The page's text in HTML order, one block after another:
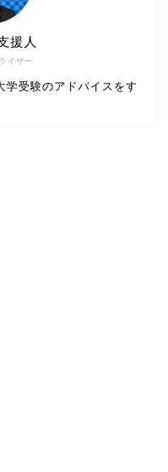
イザー
援人
学受験のアドバイスをす